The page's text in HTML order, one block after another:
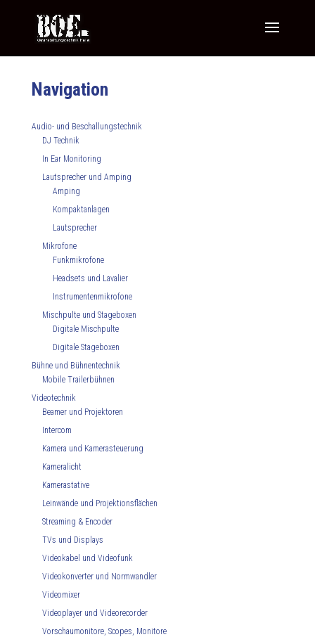
Navigation
Audio- und Beschallungstechnik
DJ Technik
In Ear Monitoring
Lautsprecher und Amping
Amping
Kompaktanlagen
Lautsprecher
Mikrofone
Funkmikrofone
Headsets und Lavalier
Instrumentenmikrofone
Mischpulte und Stageboxen
Digitale Mischpulte
Digitale Stageboxen
Bühne und Bühnentechnik
Mobile Trailerbühnen
Videotechnik
Beamer und Projektoren
Intercom
Kamera und Kamerasteuerung
Kameralicht
Kamerastative
Leinwände und Projektionsflächen
Streaming & Encoder
TVs und Displays
Videokabel und Videofunk
Videokonverter und Normwandler
Videomixer
Videoplayer und Videorecorder
Vorschaumonitore, Scopes, Monitore